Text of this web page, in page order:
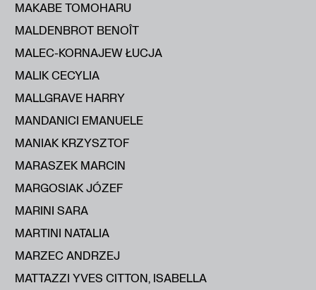
MAKABE TOMOHARU
MALDENBROT BENOÎT
MALEC-KORNAJEW ŁUCJA
MALIK CECYLIA
MALLGRAVE HARRY
MANDANICI EMANUELE
MANIAK KRZYSZTOF
MARASZEK MARCIN
MARGOSIAK JÓZEF
MARINI SARA
MARTINI NATALIA
MARZEC ANDRZEJ
MATTAZZI YVES CITTON, ISABELLA